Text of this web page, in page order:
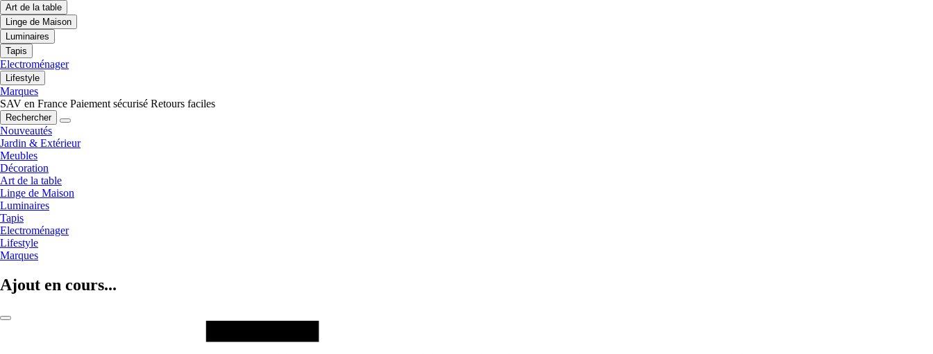
Art de la table
Linge de Maison
Luminaires
Tapis
Electroménager
Lifestyle
Marques
SAV en France Paiement sécurisé Retours faciles
Rechercher
Nouveautés
Jardin & Extérieur
Meubles
Décoration
Art de la table
Linge de Maison
Luminaires
Tapis
Electroménager
Lifestyle
Marques
Ajout en cours...